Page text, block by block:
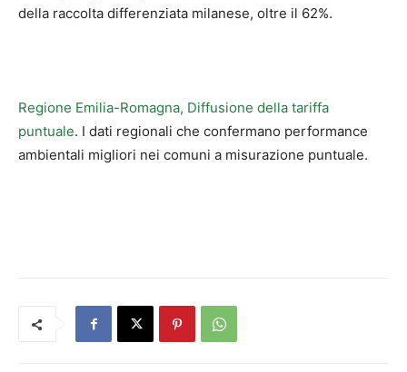
della raccolta differenziata milanese, oltre il 62%.
Regione Emilia-Romagna, Diffusione della tariffa
puntuale. I dati regionali che confermano performance
ambientali migliori nei comuni a misurazione puntuale.